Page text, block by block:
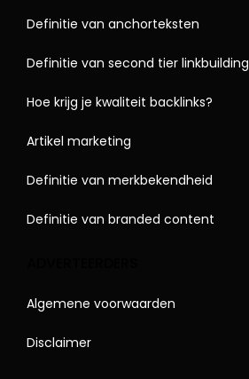
Definitie van anchorteksten
Definitie van second tier linkbuilding
Hoe krijg je kwaliteit backlinks?
Artikel marketing
Definitie van merkbekendheid
Definitie van branded content
Algemene voorwaarden
Disclaimer